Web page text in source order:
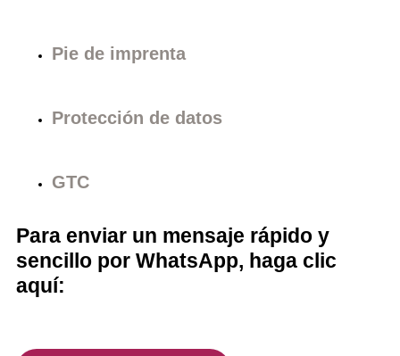
Pie de imprenta
Protección de datos
GTC
Para enviar un mensaje rápido y
sencillo por WhatsApp, haga clic
aquí: